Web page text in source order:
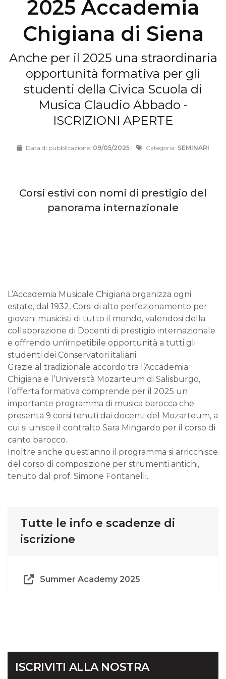
2025 Accademia
Chigiana di Siena
Anche per il 2025 una straordinaria
opportunità formativa per gli
studenti della Civica Scuola di
Musica Claudio Abbado -
ISCRIZIONI APERTE
Data di pubblicazione: 09/05/2025 Categoria: SEMINARI
Corsi estivi con nomi di prestigio del
panorama internazionale
L’Accademia Musicale Chigiana organizza ogni
estate, dal 1932, Corsi di alto perfezionamento per
giovani musicisti di tutto il mondo, valendosi della
collaborazione di Docenti di prestigio internazionale
e offrendo un'irripetibile opportunità a tutti gli
studenti dei Conservatori italiani.
Grazie al tradizionale accordo tra l’Accademia
Chigiana e l’Università Mozarteum di Salisburgo,
l’offerta formativa comprende per il 2025 un
importante programma di musica barocca che
presenta 9 corsi tenuti dai docenti del Mozarteum, a
cui si unisce il contralto Sara Mingardo per il corso di
canto barocco.
Inoltre anche quest'anno il programma si arricchisce
del corso di composizione per strumenti antichi,
tenuto dal prof. Simone Fontanelli.
Tutte le info e scadenze di
iscrizione
Summer Academy 2025
ISCRIVITI ALLA NOSTRA